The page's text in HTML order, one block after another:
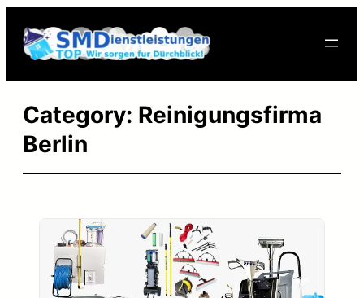
Category: Reinigungsfirma
Berlin